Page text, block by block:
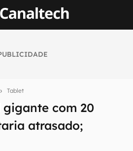
Tablet
com 20
atrasado;
tecnologia em primeira